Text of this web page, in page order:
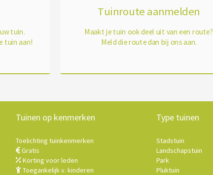
tuin.
tuin aan!
Tuinroute aanmelden
Maakt je tuin ook deel uit van een route?
Meld die route dan bij ons aan.
Tuinen op kenmerken
Toelichting tuinkenmerken
Gratis
Korting voor leden
Toegankelijk v. kinderen
Type tuinen
Stadstuin
Landschapstuin
Park
Pluktuin